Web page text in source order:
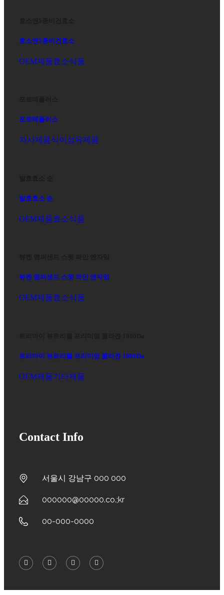
효소앤5종비건효소
OEM제품효소식품
포르테플러스
자사제품식이섬유제품
발효효소 순
OEM제품효소식품
뷰켄 앰퍼샌드 스윗 파인 엔자임
OEM제품효소식품
트리마이 뷰트리웰 프리미엄 콜라겐 1000Da
OEM제품기타제품
Contact Info
서울시 강남구 000 000
000000@00000.co.;kr
00-000-0000